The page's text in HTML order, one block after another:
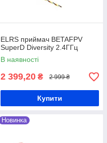
ELRS приймач BETAFPV
SuperD Diversity 2.4ГГц
В наявності
2 399,20 ₴ 2 999 ₴
Купити
Новинка